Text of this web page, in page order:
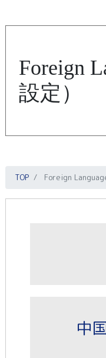
Foreign
設定）
TOP Foreign
中